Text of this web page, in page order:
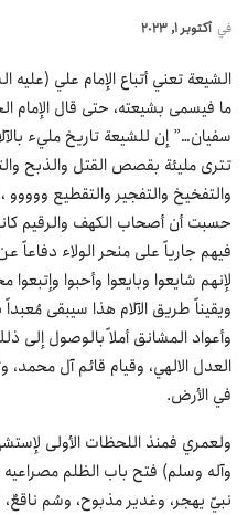
في أكتوبر 1, 2023
الشيعة تعني أتباع الإمام علي
ما فيسمى بشيعته، حتى قال الإمام
سفيان…” إن للشيعة تاريخ مليء
تترى مليئة بقصص القتل والذبح
والتفخيخ والتفجير والتقطيع
حسبت أن أصحاب الكهف والرقيم
فيهم جارياً على منحر الولاء دفاعاً
لإنهم شايعوا وبايعوا وأحبوا
ويقيناً طريق الآلام هذا سيبقى
وأعواد المشانق أملاً بالوصول إلى
العدل الالهي، وقيام قائم آل
في الأرض.
ولعمري فمنذ اللحظات الأولى
وآله وسلم) فتح باب الظلم
نبيّ يهجر، وغدير مذبوح، وسُم ناقعٌ،